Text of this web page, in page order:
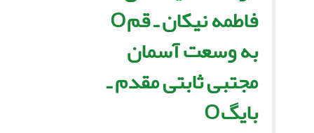
فاطمه نیکان ـ قمO
به وسعت آسمان
مجتبى ثابتى مقدم ـ
بایگO